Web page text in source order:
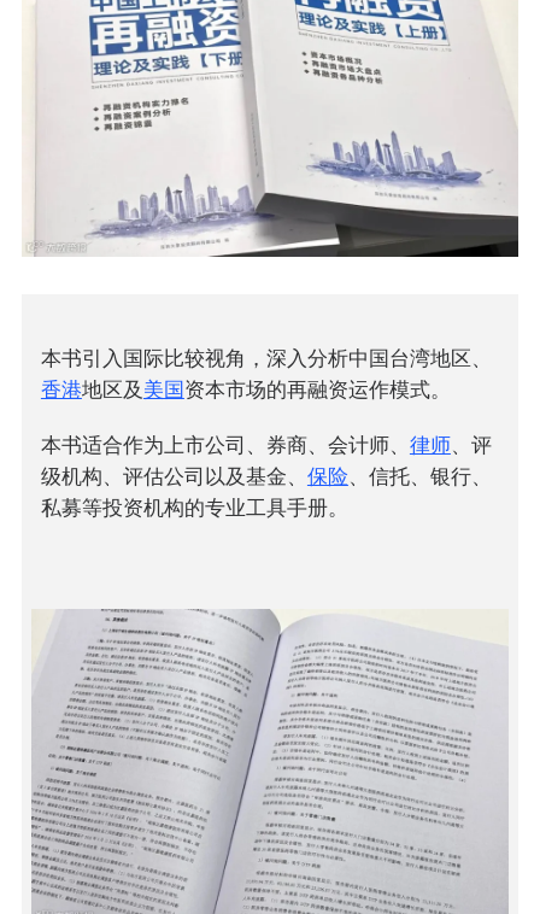
本书引入国际比较视角，深入分析中国台湾地区、
香港地区及 美国资本市场的再融资运作模式。
本书适合作为上市公司、券商、会计师、 律师、评
级机构、评估公司以及基金、 保险、信托、银行、
私募等投资机构的专业工具手册。